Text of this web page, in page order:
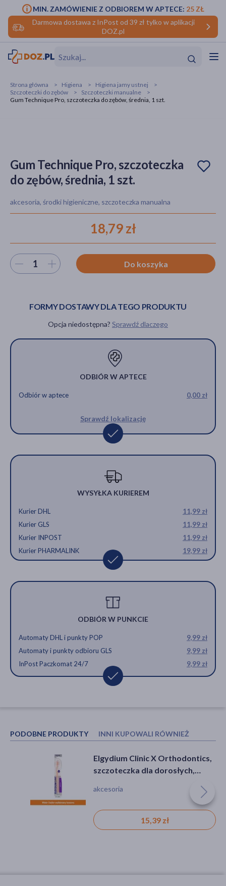
Darmowa dostawa z InPost od 39 zł tylko w aplikacji
DOZ.pl
MIN. ZAMÓWIENIE Z ODBIOREM W APTECE: 25 ZŁ
Strona główna Higiena
Higiena jamy ustnej
Szczoteczki do zębów
Szczoteczki manualne
Gum Technique Pro, szczoteczka do zębów, średnia, 1 szt.
Gum Technique Pro, szczoteczka
do zębów, średnia, 1 szt.
akcesoria, środki higieniczne, szczoteczka manualna
18,79 zł
Wybierz ilość Do koszyka
FORMY DOSTAWY DLA TEGO PRODUKTU
Opcja niedostępna? Sprawdź dlaczego
ODBIÓR W APTECE
Odbiór w aptece 0,00 zł
Sprawdź lokalizację
WYSYŁKA KURIEREM
Kurier DHL
11,99 zł
Kurier GLS
11,99 zł
Kurier INPOST
11,99 zł
Kurier PHARMALINK
19,99 zł
ODBIÓR W PUNKCIE
Automaty DHL i punkty POP
9,99 zł
Automaty i punkty odbioru GLS
9,99 zł
InPost Paczkomat 24/7
9,99 zł
PODOBNE PRODUKTY INNI KUPOWALI RÓWNIEŻ
Elgydium Clinic X Orthodontics,
szczoteczka dla dorosłych,
akcesoria
15,39 zł
Gum ActiVital, pasta do do
codziennej pielęgnacji zębów z
antyoksydantami, 75 ml
pasta, próchnica, kamień
19,99 zł